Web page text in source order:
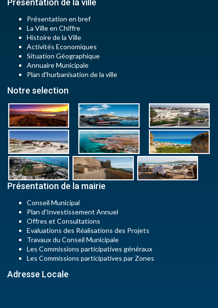
Presentation de la ville
Présentation en bref
La Ville en Chiffre
Histoire de la Ville
Activités Economiques
Situation Géographique
Annuaire Municipale
Plan d'hurbanisation de la ville
Notre selection
Présentation de la mairie
Conseil Municipal
Plan d'Investissement Annuel
Offres et Consultations
Evaluations des Réalisations des Projets
Travaux du Conseil Municipale
Les Commissions participatives généraux
Les Commissions participatives par Zones
Adresse Locale